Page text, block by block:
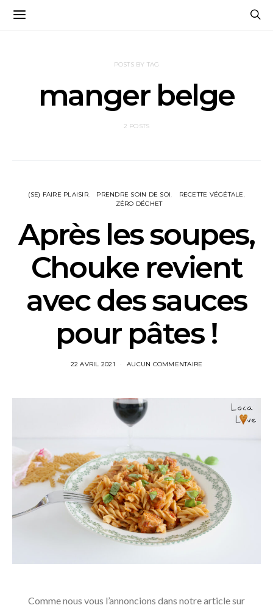
POSTS BY TAG
manger belge
2 POSTS
(SE) FAIRE PLAISIR PRENDRE SOIN DE SOI
RECETTE VÉGÉTALE
ZÉRO DÉCHET
Après les soupes,
Chouke revient
avec des sauces
pour pâtes !
22 AVRIL 2021 AUCUN COMMENTAIRE
Comme nous vous l’annoncions dans notre article sur